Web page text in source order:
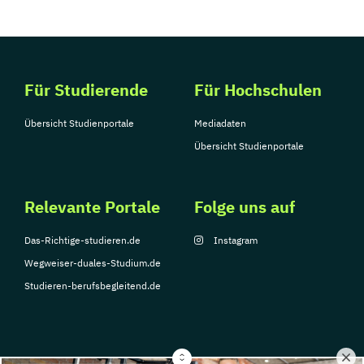
Für Studierende
Übersicht Studienportale
Für Hochschulen
Mediadaten
Übersicht Studienportale
Relevante Portale
Das-Richtige-studieren.de
Wegweiser-duales-Studium.de
Studieren-berufsbegleitend.de
Folge uns auf
Instagram